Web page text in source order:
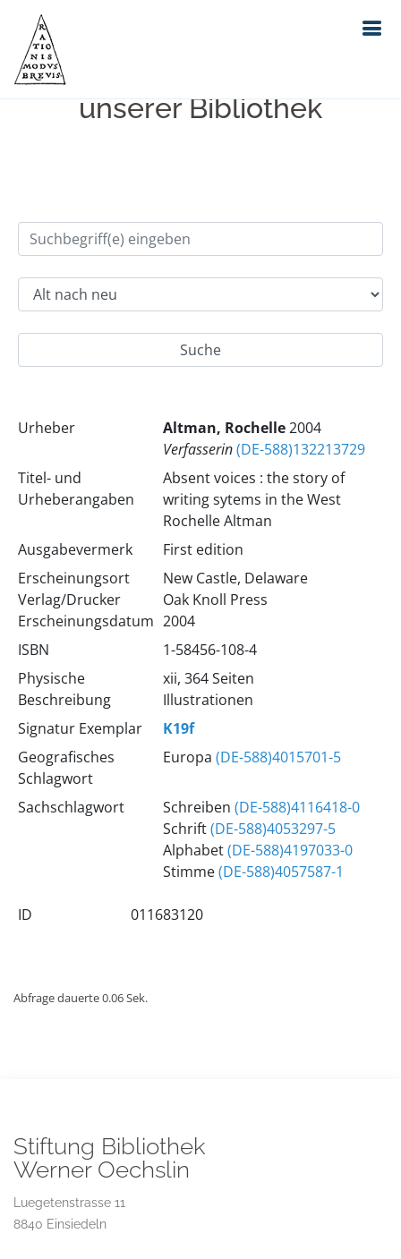
Einfache Suche im Bestand
unserer Bibliothek
Urheber Altman, Rochelle2004
Verfasserin(DE-588)132213729
Titel- und
Urheberangaben
Absent voices : the story of
writing sytems in the West
Rochelle Altman
Ausgabevermerk
First edition
Erscheinungsort
Verlag/Drucker
Erscheinungsdatum
New Castle, Delaware
Oak Knoll Press
2004
ISBN
1-58456-108-4
Physische
Beschreibung
xii, 364 Seiten
Illustrationen
Signatur Exemplar
K19f
Geografisches
Schlagwort
Europa (DE-588)4015701-5
Sachschlagwort Schreiben (DE-588)4116418-0
Schrift(DE-588)4053297-5
Alphabet(DE-588)4197033-0
Stimme(DE-588)4057587-1
ID 011683120
Abfrage dauerte 0.06 Sek.
Stiftung Bibliothek
Werner Oechslin
Luegetenstrasse 11
8840 Einsiedeln